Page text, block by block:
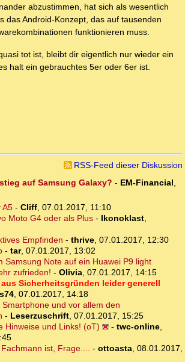
abzustimmen, hat sich als wesentlich
das Android-Konzept, das auf tausenden
funktionieren muss.
tot ist, bleibt dir eigentlich nur wieder ein
halt ein gebrauchtes 5er oder 6er ist.
RSS-Feed dieser Diskussion
auf Samsung Galaxy? - EM-Financial,
A5- Cliff, 07.01.2017, 11:10
Moto G4 oder als Plus- Ikonoklast,
Empfinden - thrive, 07.01.2017, 12:30
- tar, 07.01.2017, 13:02
Samsung Note auf ein Huawei P9 light
zufrieden! - Olivia, 07.01.2017, 14:15
Sicherheitsgründen leider generell
, 07.01.2017, 14:18
und vor allem den
- Leserzuschrift, 07.01.2017, 15:25
Hinweise und Links! (oT)
- twc-online,
ist, Frage.... - ottoasta, 08.01.2017,